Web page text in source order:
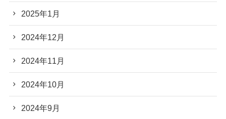
2025年1月
2024年12月
2024年11月
2024年10月
2024年9月